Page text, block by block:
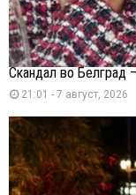
Скандал во Белград
21:01 - 7 август, 2026